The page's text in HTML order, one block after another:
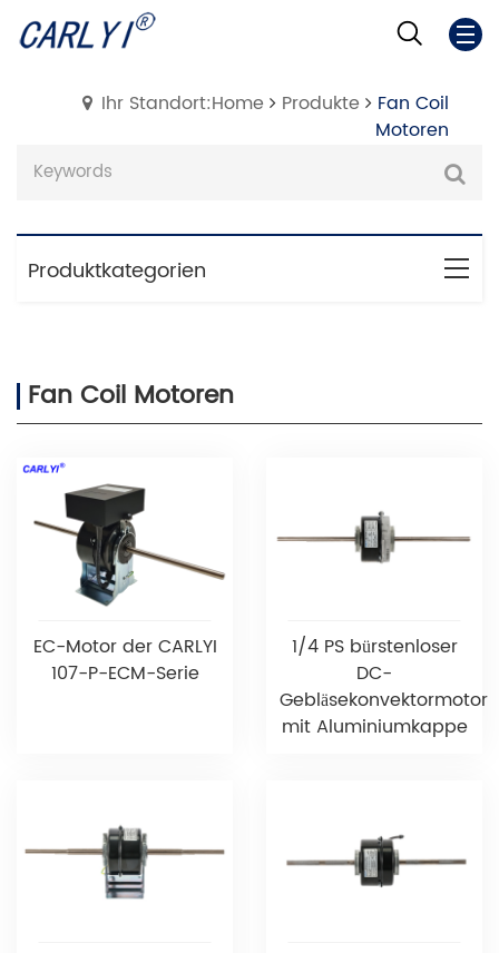
Ihr Standort:Home Produkte
Fan Coil
Motoren
Produktkategorien
Fan Coil Motoren
EC-Motor der CARLYI
107-P-ECM-Serie
1/4 PS bürstenloser
DC-
Gebläsekonvektormotor
mit Aluminiumkappe